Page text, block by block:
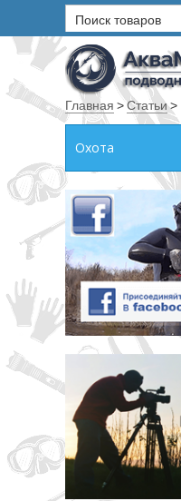
Поиск товаров
Текст
Все слова
Точное
Категории
Производитель
до
грн
Главная >Статьи>
Охота